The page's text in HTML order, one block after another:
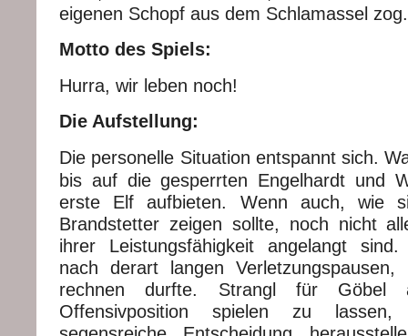
eigenen Schopf aus dem Schlamassel zog.
Motto des Spiels:
Hurra, wir leben noch!
Die Aufstellung:
Die personelle Situation entspannt sich.
bis auf die gesperrten Engelhardt und
erste Elf aufbieten. Wenn auch, wie
Brandstetter zeigen sollte, noch nicht
ihrer Leistungsfähigkeit angelangt
nach derart langen Verletzungspausen,
rechnen durfte. Strangl für Göbel
Offensivposition spielen zu